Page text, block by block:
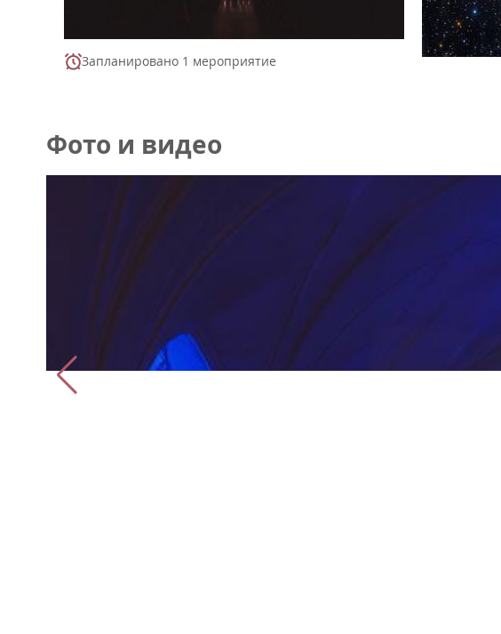
Запланировано 1 мероприятие
Фото и видео